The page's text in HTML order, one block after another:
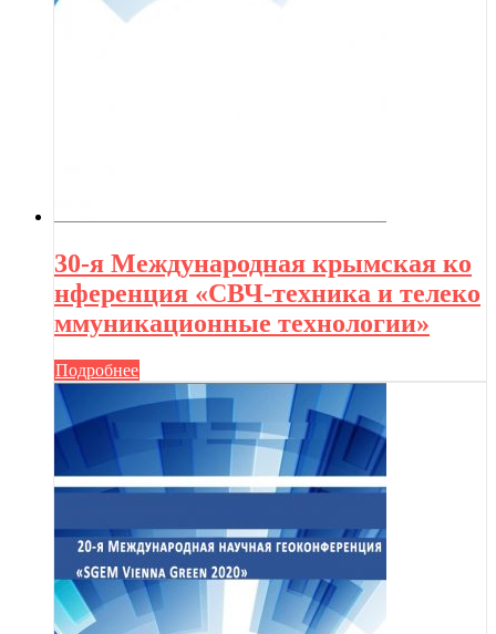
30-я Международная крымская ко
нференция «СВЧ-техника и телеко
ммуникационные технологии»
Подробнее